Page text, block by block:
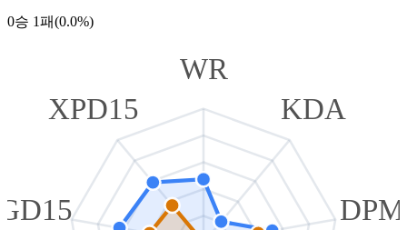
0승 1패(0.0%)
WR
KDA
DPM
XPD15